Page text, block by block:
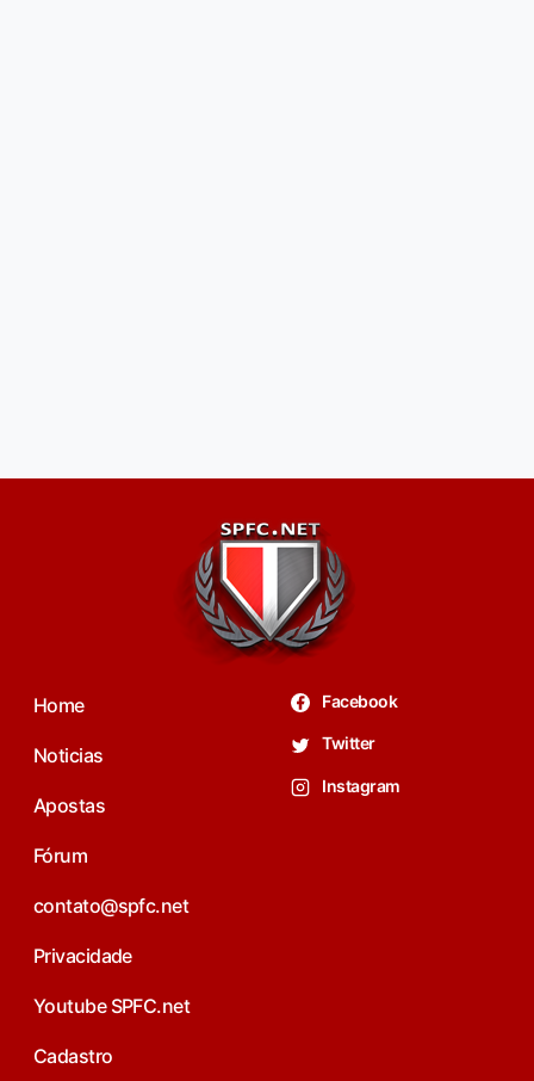
Home
Noticias
Apostas
Fórum
contato@spfc.net
Privacidade
Youtube SPFC.net
Cadastro
Facebook
Twitter
Instagram